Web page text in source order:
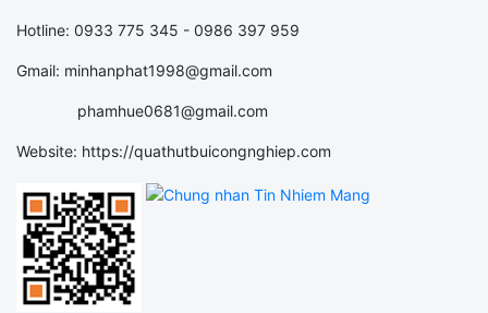
Hotline: 0933 775 345 - 0986 397 959
Gmail: minhanphat1998@gmail.com
phamhue0681@gmail.com
Website: https://quathutbuicongnghiep.com